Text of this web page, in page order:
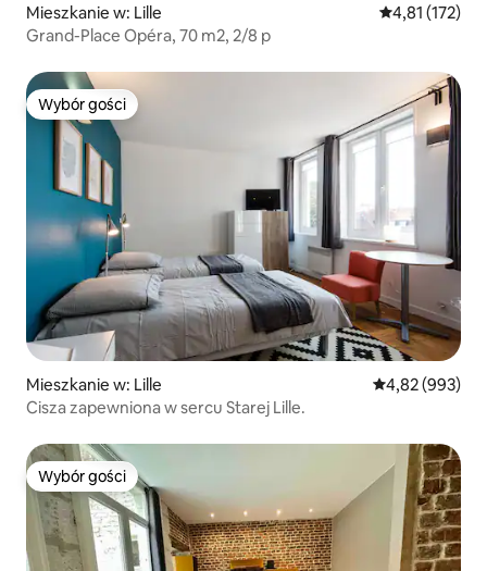
Mieszkanie w: Lille Średnia
4,81 (172)
Grand-Place Opéra, 70 m2, 2/8 p
Wybór gości
Wybór gości
Mieszkanie w: Lille Średnia
4,82 (993)
Cisza zapewniona w sercu Starej Lille.
Wybór gości
Wybór gości